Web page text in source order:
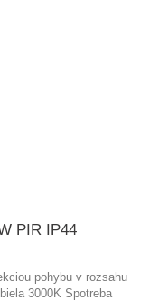
PIR IP44
pohybu v rozsahu
3000K Spotreba